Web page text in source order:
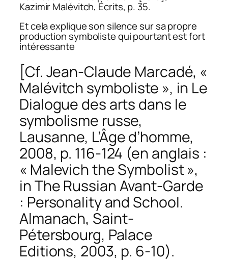
Kazimir Malévitch,Écrits, p. 35.
Et cela explique son silence sur sa propre
production symboliste qui pourtant est fort
intéressante
[Cf. Jean-Claude Marcadé, «
Malévitch symboliste », in Le
Dialogue des arts dans le
symbolisme russe,
Lausanne, L’Âge d’homme,
2008, p. 116-124 (en anglais :
« Malevich the Symbolist »,
inThe Russian Avant-Garde
: Personality and School.
Almanach, Saint-
Pétersbourg, Palace
Editions, 2003, p. 6-10).